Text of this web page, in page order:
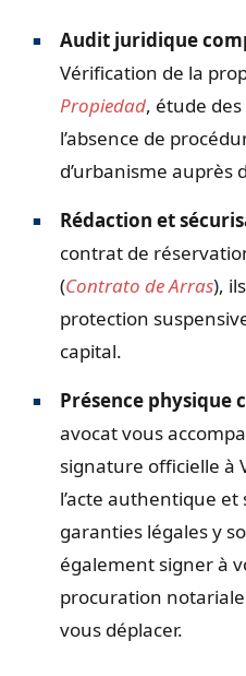
Audit juridique
Vérification de la
Propiedad, étude
l’absence de
d’urbanisme auprès
Rédaction et
contrat de
(Contrato de Arras),
protection
capital.
Présence physique
avocat vous
signature officielle à
l’acte authentique et
garanties légales y
également signer à
procuration
vous déplacer.